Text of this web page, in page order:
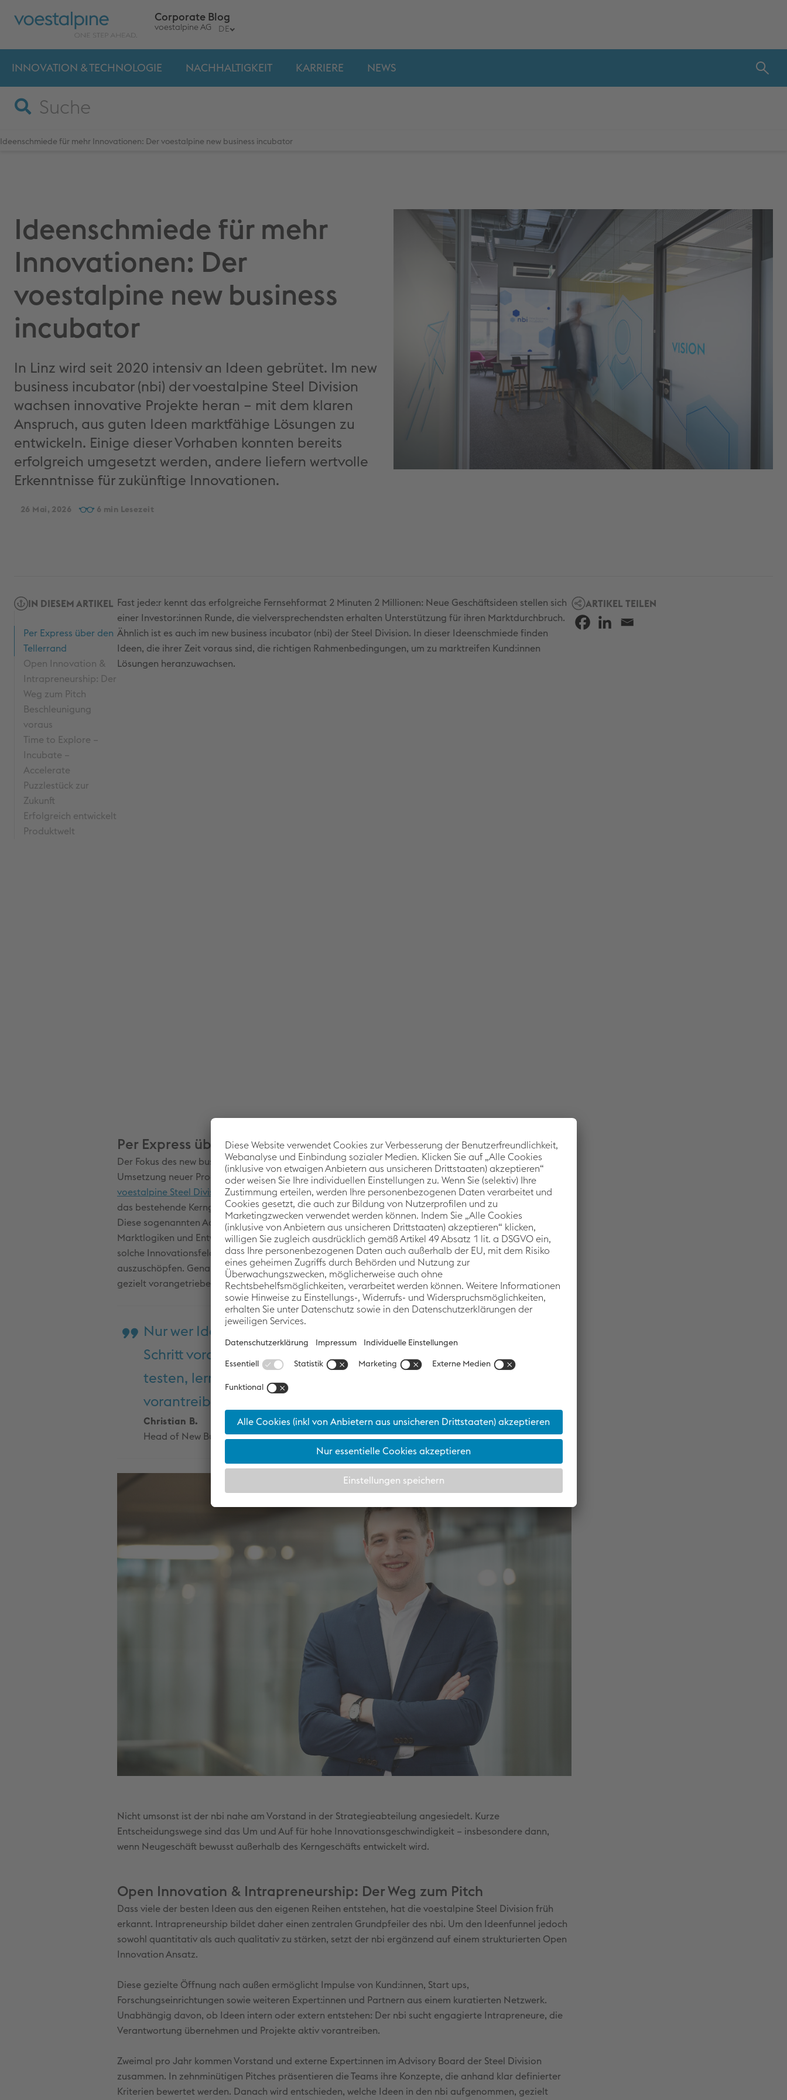
Corporate Blog
voestalpine AG DE
INNOVATION & TECHNO­LOGIE NACHHALTIGKEIT KARRIERE NEWS
Ideenschmiede für mehr Innovationen: Der voestalpine new business incubator
Ideenschmiede für mehr
Innovationen: Der
voestalpine new business
incubator
In Linz wird seit 2020 intensiv an Ideen gebrütet. Im new
business incubator (nbi) der voestalpine Steel Division
wachsen innovative Projekte heran – mit dem klaren
Anspruch, aus guten Ideen marktfähige Lösungen zu
entwickeln. Einige dieser Vorhaben konnten bereits
erfolgreich umgesetzt werden, andere liefern wertvolle
Erkenntnisse für zukünftige Innovationen.
26 Mai, 2026 6
IN DIESEM ARTIKEL
Per Express über den
Tellerrand
Open Innovation &
Intrapreneurship: Der
Weg zum Pitch
Beschleunigung
voraus
Time to Explore –
Incubate –
Accelerate
Puzzlestück zur
Zukunft
Erfolgreich entwickelt
Produktwelt
Fast jede:r kennt das erfolgreiche Fernsehformat 2 Minuten 2 Millionen: Neue Geschäftsideen stellen sich
einer Investor:innen Runde, die vielversprechendsten erhalten Unterstützung für ihren Marktdurchbruch.
Ähnlich ist es auch im new business incubator (nbi) der Steel Division. In dieser Ideenschmiede finden
Ideen, die ihrer Zeit voraus sind, die richtigen Rahmenbedingungen, um zu marktreifen Kund:innen
Lösungen heranzuwachsen.
Per Express über den Tellerrand
Der Fokus des new business incubators (nbi) liegt auf der systematischen Identifikation, Entwicklung und
Umsetzung neuer Produkte, Services und Geschäftsmodelle innerhalb klar definierter Suchfelder der
voestalpine Steel Division– etwa im nachhaltigen Städtebau. Dabei richtet sich der Blick bewusst über
das bestehende Kerngeschäft hinaus auf angrenzende Geschäftsfelder.
Diese sogenannten Adjacent Businesses bewegen sich nahe am Kern, folgen jedoch oft eigenen
Marktlogiken und Entwicklungsdynamiken. In der operativen Taktung des Kerngeschäfts besteht für
solche Innovationsfelder die Gefahr, nicht ausreichend Raum zu erhalten, um ihr volles Potenzial
auszuschöpfen. Genau hier setzt der nbi an: Er schafft einen fokussierten Rahmen, in dem neue Ideen
gezielt vorangetrieben, validiert und zur Marktreife geführt werden.
Nur wer Ideen den nötigen Freiraum gibt, kann nachhaltig einen
Schritt voraus bleiben. Der nbi steht genau für diesen Raum:
testen, lernen, entscheiden – und so Innovation gezielt
vorantreiben.
Christian B.
Head of New Business Incubator
Nicht umsonst ist der nbi nahe am Vorstand in der Strategieabteilung angesiedelt. Kurze
Entscheidungswege sind das Um und Auf für hohe Innovationsgeschwindigkeit – insbesondere dann,
wenn Neugeschäft bewusst außerhalb des Kerngeschäfts entwickelt wird.
Open Innovation & Intrapreneurship: Der Weg zum Pitch
Dass viele der besten Ideen aus den eigenen Reihen entstehen, hat die voestalpine Steel Division früh
erkannt. Intrapreneurship bildet daher einen zentralen Grundpfeiler des nbi. Um den Ideenfunnel jedoch
sowohl quantitativ als auch qualitativ zu stärken, setzt der nbi ergänzend auf einem strukturierten Open
Innovation Ansatz.
Diese gezielte Öffnung nach außen ermöglicht Impulse von Kund:innen, Start ups,
Forschungseinrichtungen sowie weiteren Expert:innen und Partnern aus einem kuratierten Netzwerk.
Unabhängig davon, ob Ideen intern oder extern entstehen: Der nbi sucht engagierte Intrapreneure, die
Verantwortung übernehmen und Projekte aktiv vorantreiben.
Zweimal pro Jahr kommen Vorstand und externe Expert:innen im Advisory Board der Steel Division
zusammen. In zehnminütigen Pitches präsentieren die Teams ihre Konzepte, die anhand klar definierter
Kriterien bewertet werden. Danach wird entschieden, welche Ideen in den nbi aufgenommen, gezielt
ARTIKEL TEILEN